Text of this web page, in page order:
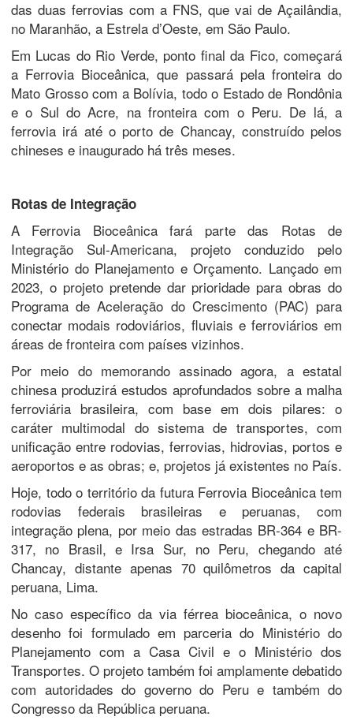
das duas ferrovias com a FNS, que vai de Açailândia,
no Maranhão, a Estrela d’Oeste, em São Paulo.
Em Lucas do Rio Verde, ponto final da Fico, começará
a Ferrovia Bioceânica, que passará pela fronteira do
Mato Grosso com a Bolívia, todo o Estado de Rondônia
e o Sul do Acre, na fronteira com o Peru. De lá, a
ferrovia irá até o porto de Chancay, construído pelos
chineses e inaugurado há três meses.
Rotas de Integração
A Ferrovia Bioceânica fará parte das Rotas de
Integração Sul-Americana, projeto conduzido pelo
Ministério do Planejamento e Orçamento. Lançado em
2023, o projeto pretende dar prioridade para obras do
Programa de Aceleração do Crescimento (PAC) para
conectar modais rodoviários, fluviais e ferroviários em
áreas de fronteira com países vizinhos.
Por meio do memorando assinado agora, a estatal
chinesa produzirá estudos aprofundados sobre a malha
ferroviária brasileira, com base em dois pilares: o
caráter multimodal do sistema de transportes, com
unificação entre rodovias, ferrovias, hidrovias, portos e
aeroportos e as obras; e, projetos já existentes no País.
Hoje, todo o território da futura Ferrovia Bioceânica tem
rodovias federais brasileiras e peruanas, com
integração plena, por meio das estradas BR-364 e BR-
317, no Brasil, e Irsa Sur, no Peru, chegando até
Chancay, distante apenas 70 quilômetros da capital
peruana, Lima.
No caso específico da via férrea bioceânica, o novo
desenho foi formulado em parceria do Ministério do
Planejamento com a Casa Civil e o Ministério dos
Transportes. O projeto também foi amplamente debatido
com autoridades do governo do Peru e também do
Congresso da República peruana.